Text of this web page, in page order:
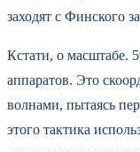
заходят с Финского
Кстати, о масштабе.
аппаратов. Это
волнами, пытаясь
этого тактика